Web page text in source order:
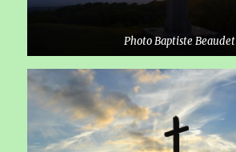
Photo Baptiste Beaudet